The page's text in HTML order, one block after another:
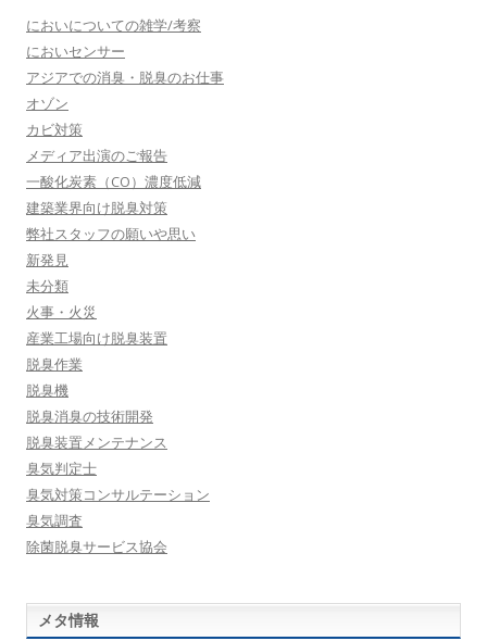
においについての雑学/考察
においセンサー
アジアでの消臭・脱臭のお仕事
オゾン
カビ対策
メディア出演のご報告
一酸化炭素（CO）濃度低減
建築業界向け脱臭対策
弊社スタッフの願いや思い
新発見
未分類
火事・火災
産業工場向け脱臭装置
脱臭作業
脱臭機
脱臭消臭の技術開発
脱臭装置メンテナンス
臭気判定士
臭気対策コンサルテーション
臭気調査
除菌脱臭サービス協会
メタ情報